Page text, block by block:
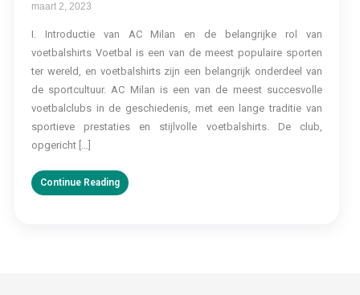
maart 2, 2023
I. Introductie van AC Milan en de belangrijke rol van
voetbalshirts Voetbal is een van de meest populaire sporten
ter wereld, en voetbalshirts zijn een belangrijk onderdeel van
de sportcultuur. AC Milan is een van de meest succesvolle
voetbalclubs in de geschiedenis, met een lange traditie van
sportieve prestaties en stijlvolle voetbalshirts. De club,
opgericht […]
Continue Reading